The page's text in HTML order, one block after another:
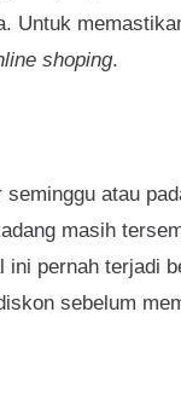
Untuk
shoping.
atau
masih
pernah terjadi
sebelum